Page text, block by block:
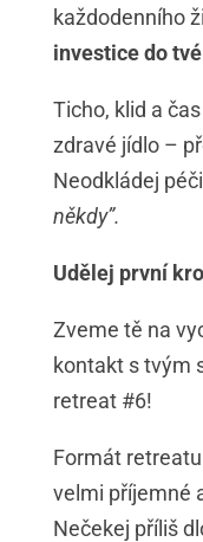
každodenního
investice do
Ticho, klid a
zdravé jídlo –
Neodkládej
někdy”.
Udělej první
Zveme tě na
kontakt s tvým
retreat #6!
Formát
velmi příjemné
Nečekej příliš